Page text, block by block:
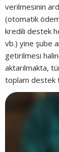
verilmesinin
(otomatik
kredili destek
vb.) yine şube
getirilmesi
aktarılmakta,
toplam destek